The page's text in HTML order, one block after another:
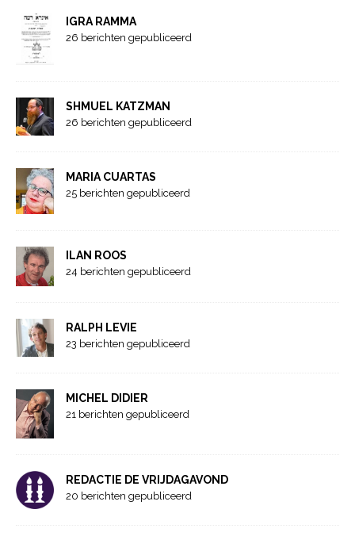
IGRA RAMMA
26 berichten gepubliceerd
SHMUEL KATZMAN
26 berichten gepubliceerd
MARIA CUARTAS
25 berichten gepubliceerd
ILAN ROOS
24 berichten gepubliceerd
RALPH LEVIE
23 berichten gepubliceerd
MICHEL DIDIER
21 berichten gepubliceerd
REDACTIE DE VRIJDAGAVOND
20 berichten gepubliceerd